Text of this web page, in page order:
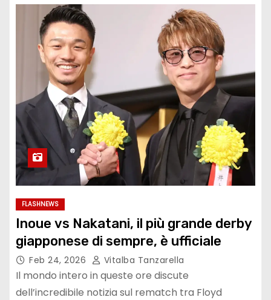
FLASHNEWS
Inoue vs Nakatani, il più grande derby
giapponese di sempre, è ufficiale
Feb 24, 2026 Vitalba Tanzarella
Il mondo intero in queste ore discute
dell’incredibile notizia sul rematch tra Floyd